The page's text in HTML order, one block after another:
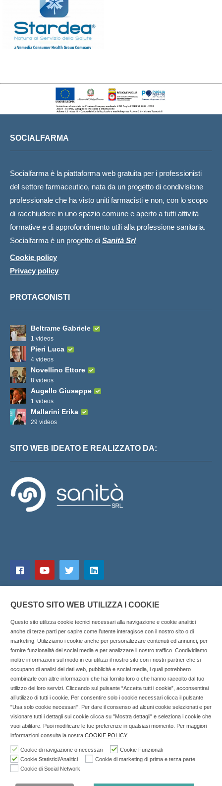
SOCIALFARMA
Socialfarma è la piattaforma web gratuita per i professionisti
del settore farmaceutico, nata da un progetto di condivisione
professionale che ha visto uniti farmacisti e non, con lo scopo
di racchiudere in uno spazio comune e aperto a tutti attività
formative e di approfondimento utili alla professione sanitaria.
Socialfarma è un progetto di Sanità Srl
Cookie policy
Privacy policy
PROTAGONISTI
Beltrame Gabriele
1 videos
Pieri Luca
4 videos
Novellino Ettore
8 videos
Augello Giuseppe
1 videos
Mallarini Erika
29 videos
SITO WEB IDEATO E REALIZZATO DA:
Copyright © 2025 SOCIALFARMA - La piattaforma web per i
professionisti della farmacia. Tutti i diritti riservati.
Socialfarma.it è un marchio di Sanità S.r.l. Largo San
Francesco, 19 - 73041 Carmiano (LE) - Tel: 0832.093720 Cell:
3276346536 Cell: 3297281965 - P.iva: 04571460759 - Rea: LE-
302152 Iscritta al n° 1 del Registro della Stampa del Tribunale
di Lecce il 15/01/2015.
Nell'anno 2018 sono stati erogati €3.147,62 da Invitalia a saldo
QUESTO SITO WEB UTILIZZA I COOKIE
Questo sito utilizza cookie tecnici necessari alla navigazione e cookie analitici
anche di terze parti per capire come l’utente interagisce con il nostro sito o di
marketing. Utilizziamo i cookie anche per personalizzare contenuti ed annunci, per
fornire funzionalità dei social media e per analizzare il nostro traffico. Condividiamo
inoltre informazioni sul modo in cui utilizzi il nostro sito con i nostri partner che si
occupano di analisi dei dati web, pubblicità e social media, i quali potrebbero
combinarle con altre informazioni che hai fornito loro o che hanno raccolto dal tuo
utilizzo dei loro servizi. Cliccando sul pulsante “Accetta tutti i cookie”, acconsentirai
all’utilizzo di tutti i cookie. Per consentire solo i cookie necessari clicca il pulsante
"Usa solo cookie necessari". Per dare il consenso ad alcuni cookie selezionati e per
visionare tutti i dettagli sui cookie clicca su "Mostra dettagli" e seleziona i cookie che
vuoi abilitare. Puoi modificare le tue preferenze in qualsiasi momento. Per maggiori
informazioni consulta la nostra COOKIE POLICY.
Cookie di navigazione o necessari
Cookie Funzionali
Cookie Statistici/Analitici
Cookie di marketing di prima e terza parte
Cookie di Social Network